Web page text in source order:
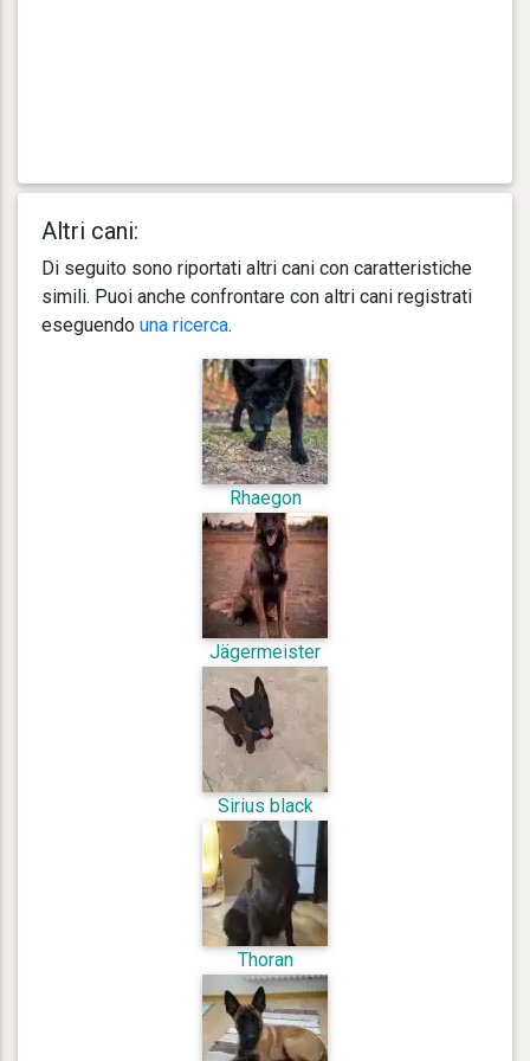
Altri cani:
Di seguito sono riportati altri cani con caratteristiche
simili. Puoi anche confrontare con altri cani registrati
eseguendo una ricerca.
Rhaegon
Jägermeister
Sirius black
Thoran